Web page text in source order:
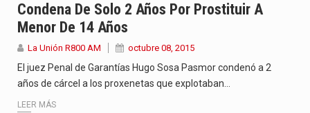
Condena De Solo 2 Años Por Prostituir A
Menor De 14 Años
La Unión R800 AM octubre 08, 2015
El juez Penal de Garantías Hugo Sosa Pasmor condenó a 2
años de cárcel a los proxenetas que explotaban…
LEER MÁS